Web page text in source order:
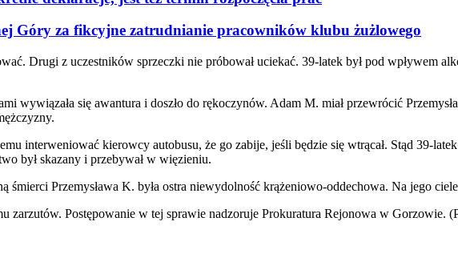
Góry za fikcyjne zatrudnianie pracowników klubu żużlowego
Drugi z uczestników sprzeczki nie próbował uciekać. 39-latek był pod wpływem
wywiązała się awantura i doszło do rękoczynów. Adam M. miał przewrócić
interweniować kierowcy autobusu, że go zabije, jeśli będzie się wtrącał. Stąd 39-
był skazany i przebywał w więzieniu.
śmierci Przemysława K. była ostra niewydolność krążeniowo-oddechowa. Na jego
zarzutów. Postępowanie w tej sprawie nadzoruje Prokuratura Rejonowa w Gorzowie.